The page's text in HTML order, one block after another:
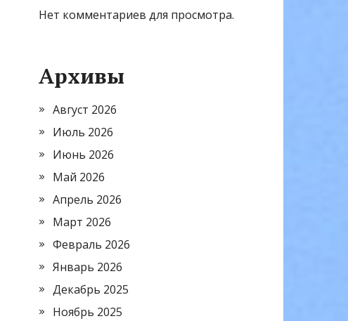
Нет комментариев для просмотра.
Архивы
Август 2026
Июль 2026
Июнь 2026
Май 2026
Апрель 2026
Март 2026
Февраль 2026
Январь 2026
Декабрь 2025
Ноябрь 2025